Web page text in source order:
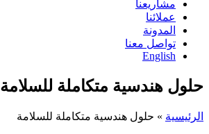
مشاريعنا
عملائنا
المدونة
تواصل معنا
English
حلول هندسية متكاملة للسلامة
الرئيسية » حلول هندسية متكاملة للسلامة